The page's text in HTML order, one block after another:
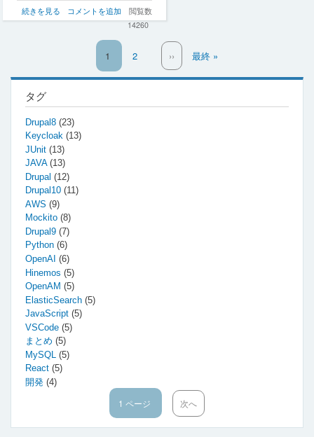
単
体
の
ロ
グ
の
力
内
容
の
検
証
方
の
続きを見る コメントを追加
閲覧数
14260
カ
レ
ン
ペ
1
ペ
ジ
2
次
ペ
ー
››
最
ペ
ジ
最終 »
タグ
Drupal8 (23)
Keycloak (13)
JUnit (13)
JAVA (13)
Drupal (12)
Drupal10 (11)
AWS (9)
Mockito (8)
Drupal9 (7)
Python (6)
OpenAI (6)
Hinemos (5)
OpenAM (5)
ElasticSearch (5)
JavaScript (5)
VSCode (5)
まとめ (5)
MySQL (5)
React (5)
開発 (4)
ジ
1 ページ
次
ペ
ー
次へ